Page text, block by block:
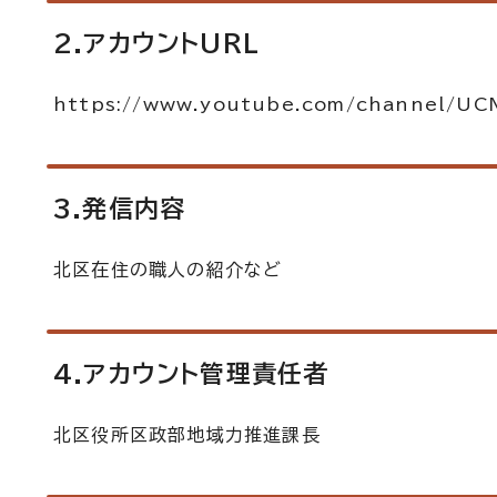
2.アカウントURL
https://www.youtube.com/channel/
3.発信内容
北区在住の職人の紹介など
4.アカウント管理責任者
北区役所区政部地域力推進課長